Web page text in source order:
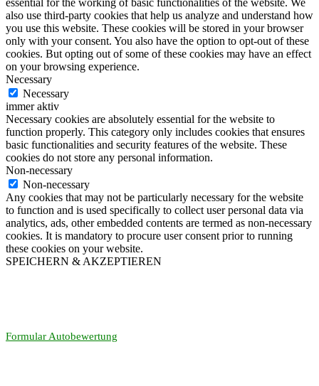
essential for the working of basic functionalities of the website. We
also use third-party cookies that help us analyze and understand how
you use this website. These cookies will be stored in your browser
only with your consent. You also have the option to opt-out of these
cookies. But opting out of some of these cookies may have an effect
on your browsing experience.
Necessary
Necessary
immer aktiv
Necessary cookies are absolutely essential for the website to
function properly. This category only includes cookies that ensures
basic functionalities and security features of the website. These
cookies do not store any personal information.
Non-necessary
Non-necessary
Any cookies that may not be particularly necessary for the website
to function and is used specifically to collect user personal data via
analytics, ads, other embedded contents are termed as non-necessary
cookies. It is mandatory to procure user consent prior to running
these cookies on your website.
SPEICHERN & AKZEPTIEREN
Formular Autobewertung